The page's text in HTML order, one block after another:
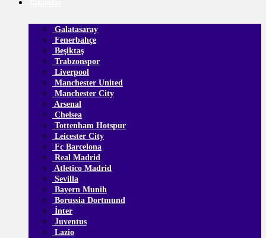
Galatasaray
Fenerbahçe
Beşiktaş
Trabzonspor
Liverpool
Manchester United
Manchester City
Arsenal
Chelsea
Tottenham Hotspur
Leicester City
Fc Barcelona
Real Madrid
Atletico Madrid
Sevilla
Bayern Munih
Borussia Dortmund
İnter
Juventus
Lazio